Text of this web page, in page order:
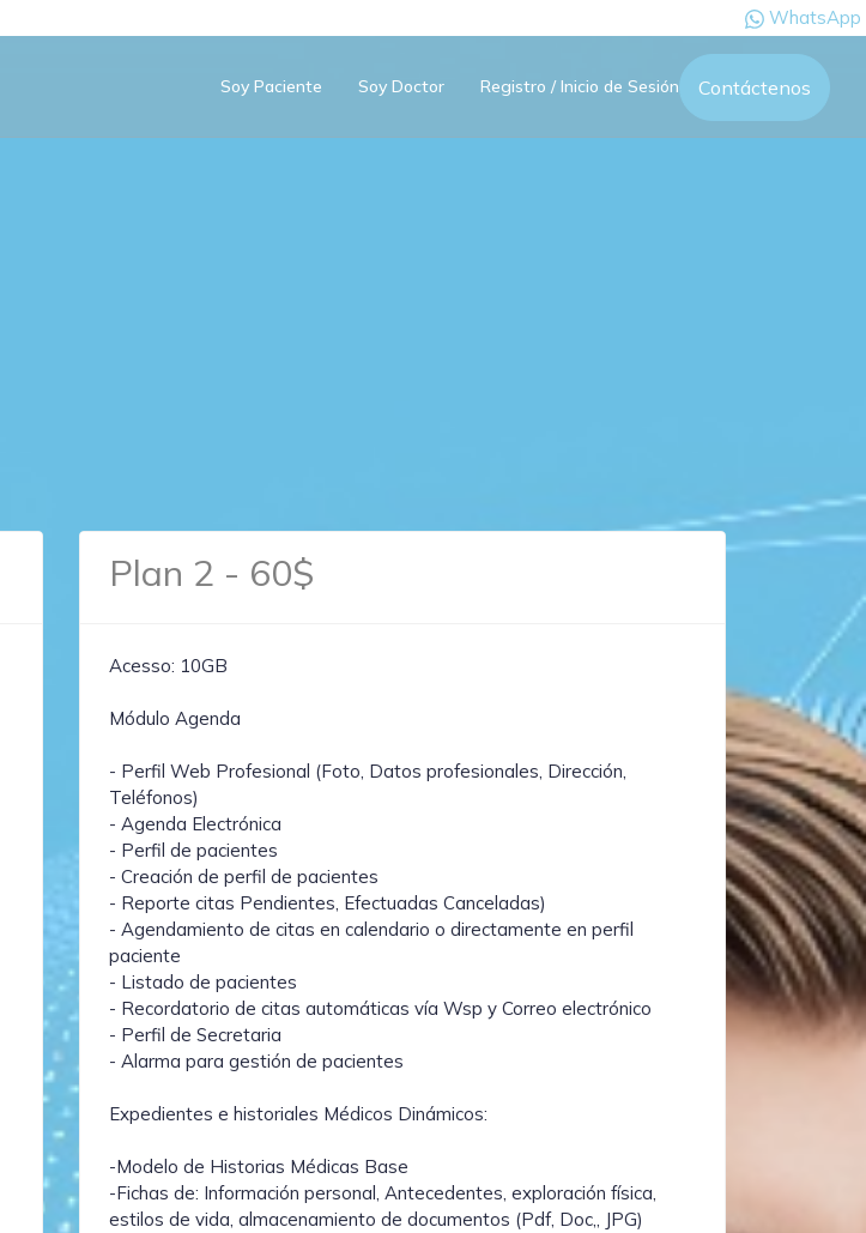
WhatsApp
Soy Paciente Soy Doctor Registro / Inicio de Sesión Contáctenos
Plan 2 - 60$
Acesso: 10GB
Módulo Agenda
- Perfil Web Profesional (Foto, Datos profesionales, Dirección,
Teléfonos)
- Agenda Electrónica
- Perfil de pacientes
- Creación de perfil de pacientes
- Reporte citas Pendientes, Efectuadas Canceladas)
- Agendamiento de citas en calendario o directamente en perfil
paciente
- Listado de pacientes
- Recordatorio de citas automáticas vía Wsp y Correo electrónico
- Perfil de Secretaria
- Alarma para gestión de pacientes
Expedientes e historiales Médicos Dinámicos:
-Modelo de Historias Médicas Base
-Fichas de: Información personal, Antecedentes, exploración física,
estilos de vida, almacenamiento de documentos (Pdf, Doc,, JPG)